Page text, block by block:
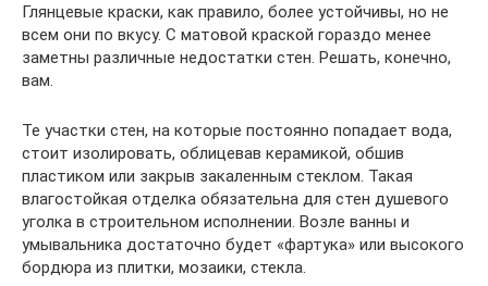
Глянцевые краски, как правило, более устойчивы, но не
всем они по вкусу. С матовой краской гораздо менее
заметны различные недостатки стен. Решать, конечно,
вам.
Те участки стен, на которые постоянно попадает вода,
стоит изолировать, облицевав керамикой, обшив
пластиком или закрыв закаленным стеклом. Такая
влагостойкая отделка обязательна для стен душевого
уголка в строительном исполнении. Возле ванны и
умывальника достаточно будет «фартука» или высокого
бордюра из плитки, мозаики, стекла.